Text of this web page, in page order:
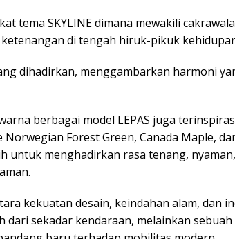
tema SKYLINE dimana mewakili
di tengah hiruk-pikuk
dihadirkan, menggambarkan harmoni
berbagai model LEPAS juga
Forest Green, Canada Maple,
untuk menghadirkan rasa tenang,
kekuatan desain, keindahan alam, dan
dari sekadar kendaraan, melainkan